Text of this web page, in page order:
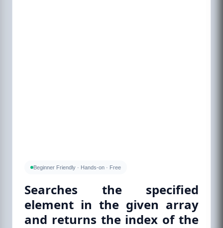
Beginner Friendly · Hands-on · Free
Searches the specified
element in the given array
and returns the index of the